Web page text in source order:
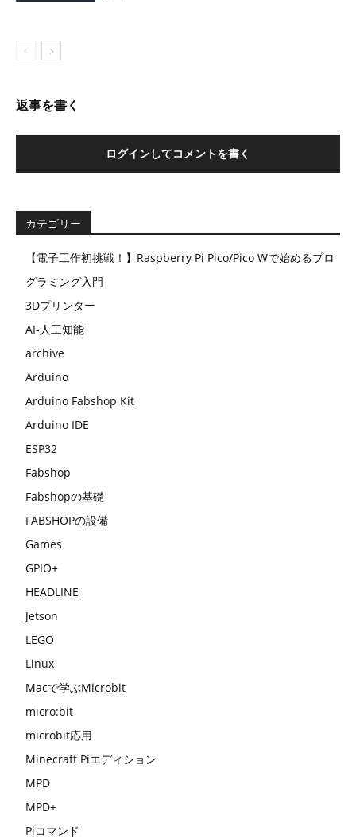
返事を書く
ログインしてコメントを書く
カテゴリー
【電子工作初挑戦！】Raspberry Pi Pico/Pico Wで始めるプロ
グラミング入門
3Dプリンター
AI-人工知能
archive
Arduino
Arduino Fabshop Kit
Arduino IDE
ESP32
Fabshop
Fabshopの基礎
FABSHOPの設備
Games
GPIO+
HEADLINE
Jetson
LEGO
Linux
Macで学ぶMicrobit
micro:bit
microbit応用
Minecraft Piエディション
MPD
MPD+
Piコマンド